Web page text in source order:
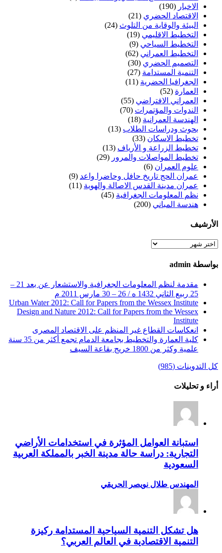
الاخبار (190)
الاقتصاد الحضري (21)
البيئة والوقاية من التلوث (24)
التخطيط الاقليمي (19)
التخطيط السياحي (9)
التخطيط العمراني (62)
التصميم الحضري (30)
التنمية المستدامة (27)
الجغرافيا الحضرية (11)
العمارة (52)
العمراني الافتراضي (55)
الندوات والمؤتمرات (70)
الهندسة العمرانية (18)
بحوث ودراسات الطلاب (13)
تخطيط الاسكان (33)
تخطيط الزراعة و الأرياف (13)
تخطيط المواصلات والمرور (29)
علوم العمران (6)
عمران الحج تاريخ حافل وحاضرا واعد (9)
عمران مدينة القدس الاصالة والهوية (11)
نظم المعلومات الجغرافية (45)
هندسة المباني (200)
الأرشيف
الأرشيف
بواسطة admin
مقدمة لنظم المعلومات الجغرافية والاستشعار عن بعد 21 –
25 ربيع الثاني 1432 ه / 26 – 30 مارس 2011 م
Urban Water 2012: Call for Papers from the Wessex Institute
Design and Nature 2012: Call for Papers from the Wessex
Institute‏
انعكاسات القطاع غير المنظم على الاقتصاد المصرى
كلية العمارة والتخطيط بجامعة الدمام تجمع أكثر من 35 سنة
علمية وكثر من 1800 خريج بقاعة السيف
كل التدوينات (985)
أراء و تحليلات
استبانة العوامل المؤثرة في استخدامات الأراضي
التجارية: دراسة حالة مدينة الخبر بالمملكة العربية
السعودية
المهندس طلال نويصر الحريقي
هل تشكل التنمية السياحية المستدامة ركيزة
التنمية الاقتصادية في العالم العربي؟